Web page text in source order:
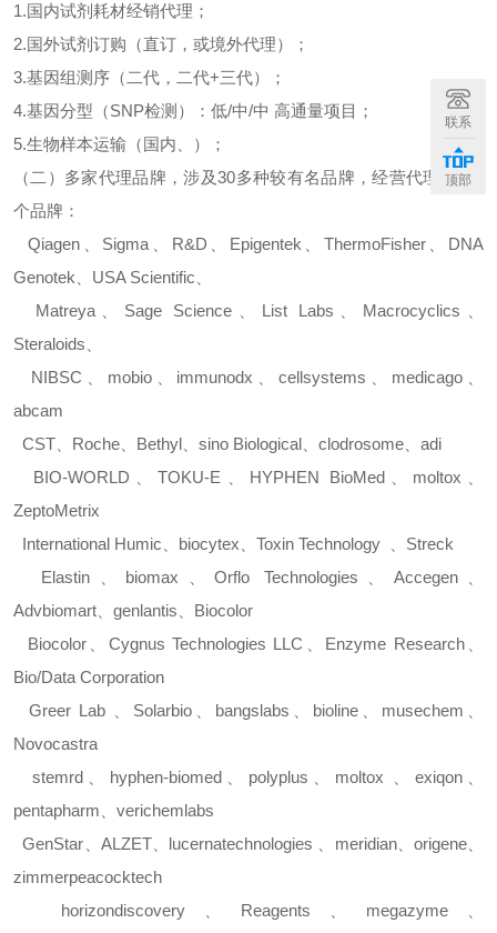
1.国内试剂耗材经销代理；
2.国外试剂订购（直订，或境外代理）；
3.基因组测序（二代，二代+三代）；
4.基因分型（SNP检测）：低/中/中 高通量项目；
5.生物样本运输（国内、）；
（二）多家代理品牌，涉及30多种较有名品牌，经营代理 500多
个品牌：
Qiagen
Sigma R&D Epigentek ThermoFisher、 DNA
Genotek
USA Scientific
Matreya、 Sage Science List Labs Macrocyclics
Steraloids
NIBSC
mobio、 immunodx 、cellsystems medicago
abcam
CST
Roche Bethyl sino Biological clodrosome
adi
BIO-WORLD 、TOKU-E HYPHEN BioMed、 moltox
ZeptoMetrix
International Humic
biocytex Toxin Technology
Streck
Elastin
biomax Orflo Technologies Accegen、
Advbiomart
genlantis
Biocolor
Biocolor、 Cygnus Technologies LLC Enzyme Research、
Bio/Data Corporation
Greer Lab
Solarbio bangslabs bioline musechem
Novocastra
stemrd、 hyphen-biomed、 polyplus moltox exiqon、
pentapharm
verichemlabs
GenStar
ALZET、 lucernatechnologies meridian、 origene、
zimmerpeacocktech
horizondiscovery、 Reagents megazyme、
联系
顶部